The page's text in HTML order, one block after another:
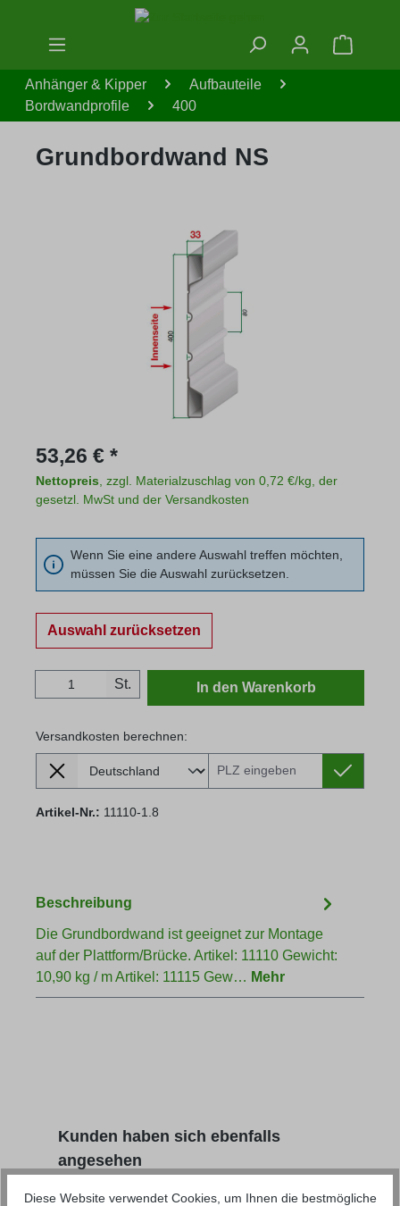
Zum Hauptinhalt springen
Anhänger & Kipper
Aufbauteile
Bordwandprofile
400
Grundbordwand NS
Regulärer Preis:
53,26 € *
Nettopreis , zzgl. Materialzuschlag von 0,72 €/kg, der
gesetzl. MwSt und der Versandkosten
Wenn Sie eine andere Auswahl treffen möchten,
müssen Sie die Auswahl zurücksetzen.
Auswahl zurücksetzen
Produkt Anzahl: Gib den gewünschten
St. In den Warenkorb
Versandkosten berechnen:
Lieferland
Versandkosten berechnen:
Artikel-Nr.: 11110-1.8
Beschreibung
Die Grundbordwand ist geeignet zur Montage
auf der Plattform/Brücke. Artikel: 11110 Gewicht:
10,90 kg / m Artikel: 11115 Gew… Mehr
Produktgalerie überspringen
Kunden haben sich ebenfalls
angesehen
Diese Website verwendet Cookies, um Ihnen die bestmögliche